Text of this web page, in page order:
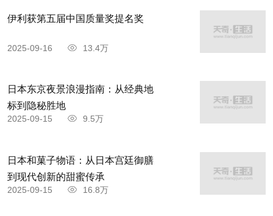
伊利获第五届中国质量奖提名奖
2025-09-16 13.4万
日本东京夜景浪漫指南：从经典地
标到隐秘胜地
2025-09-15 9.5万
日本和菓子物语：从日本宫廷御膳
到现代创新的甜蜜传承
2025-09-15 16.8万